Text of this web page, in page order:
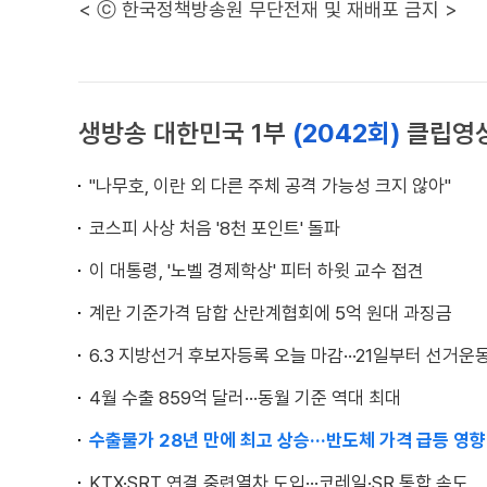
< ⓒ 한국정책방송원 무단전재 및 재배포 금지 >
생방송 대한민국 1부 (2042회) 클립영
"나무호, 이란 외 다른 주체 공격 가능성 크지 않아"
코스피 사상 처음 '8천 포인트' 돌파
이 대통령, '노벨 경제학상' 피터 하윗 교수 접견
계란 기준가격 담합 산란계협회에 5억 원대 과징금
6.3 지방선거 후보자등록 오늘 마감···21일부터 선거운
4월 수출 859억 달러···동월 기준 역대 최대
수출물가 28년 만에 최고 상승···반도체 가격 급등 영향
KTX·SRT 연결 중련열차 도입···코레일·SR 통합 속도